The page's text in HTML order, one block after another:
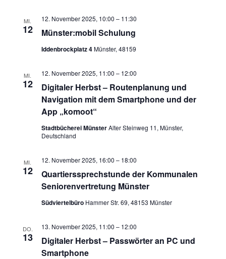
MI.
12 Münster:mobil Schulung
12. November 2025, 10:00 – 11:30
Iddenbrockplatz 4Münster, 48159
MI.
12
Digitaler Herbst – Routenplanung und
Navigation mit dem Smartphone und der
App „komoot“
12. November 2025, 11:00 – 12:00
Stadtbücherei MünsterAlter Steinweg 11, Münster,
Deutschland
MI.
12
Quartierssprechstunde der Kommunalen
Seniorenvertretung Münster
12. November 2025, 16:00 – 18:00
Südviertelbüro Hammer Str. 69, 48153 Münster
DO.
13
Digitaler Herbst – Passwörter an PC und
Smartphone
13. November 2025, 11:00 – 12:00